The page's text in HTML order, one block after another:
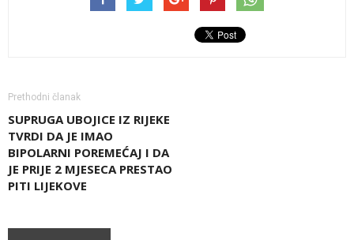
Prethodni članak
SUPRUGA UBOJICE IZ RIJEKE
TVRDI DA JE IMAO
BIPOLARNI POREMEĆAJ I DA
JE PRIJE 2 MJESECA PRESTAO
PITI LIJEKOVE